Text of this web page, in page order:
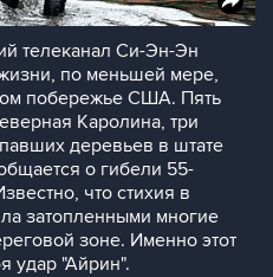
телеканал Си-Эн-Эн
по меньшей мере,
побережье США. Пять
Каролина, три
деревьев в штате
о гибели 55-
что стихия в
затопленными многие
зоне. Именно этот
удар "Айрин".